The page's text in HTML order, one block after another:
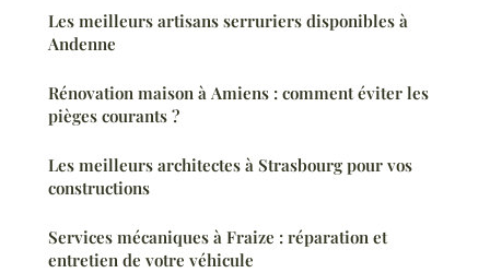
Les meilleurs artisans serruriers disponibles à
Andenne
Rénovation maison à Amiens : comment éviter les
pièges courants ?
Les meilleurs architectes à Strasbourg pour vos
constructions
Services mécaniques à Fraize : réparation et
entretien de votre véhicule